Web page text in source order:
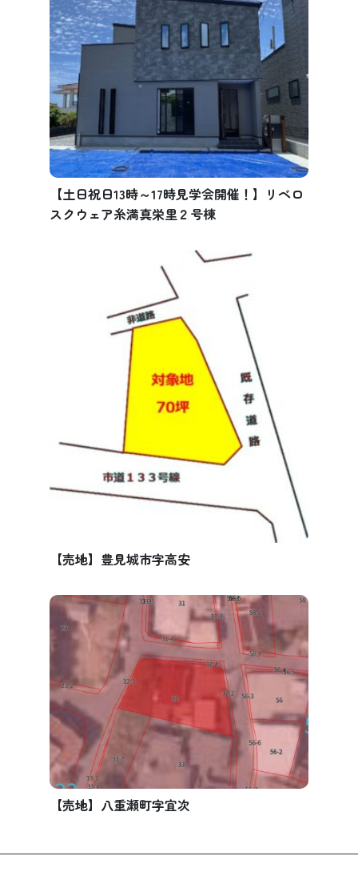
【土日祝日13時～17時見学会開催！】リベロ
スクウェア糸満真栄里２号棟
【売地】豊見城市字高安
【売地】八重瀬町字宜次